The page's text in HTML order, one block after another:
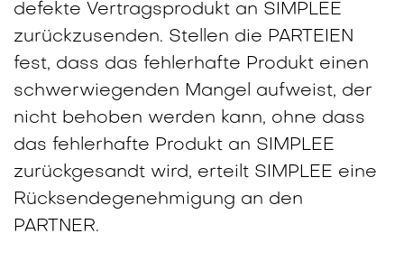
defekte Vertragsprodukt an SIMPLEE
zurückzusenden. Stellen die PARTEIEN
fest, dass das fehlerhafte Produkt einen
schwerwiegenden Mangel aufweist, der
nicht behoben werden kann, ohne dass
das fehlerhafte Produkt an SIMPLEE
zurückgesandt wird, erteilt SIMPLEE eine
Rücksendegenehmigung an den
PARTNER.